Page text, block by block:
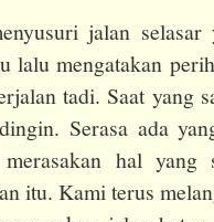
jalan selasar
lalu mengatakan
tadi. Saat yang
Serasa ada
hal yang
itu. Kami terus